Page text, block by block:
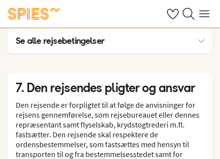
Se dine gemte
Søg påMenu
Se alle rejsebetingelser
2. Rejsens pris m.v.
3. Betaling, prisændringer m.v.
4. Ændring og afbestilling inden afrejse
5. Rejsebureauets pligter og ansvar efter afrejse
7. Den rejsendes pligter og ansvar
Den rejsende er forpligtet til at følge de anvisninger for
rejsens gennemførelse, som rejsebureauet eller dennes
repræsentant samt flyselskab, krydstogtrederi m.fl.
fastsætter. Den rejsende skal respektere de
ordensbestemmelser, som fastsættes med hensyn til
transporten til og fra bestemmelsesstedet samt for